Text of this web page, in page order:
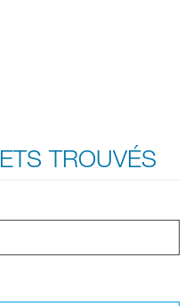
TROUVÉS